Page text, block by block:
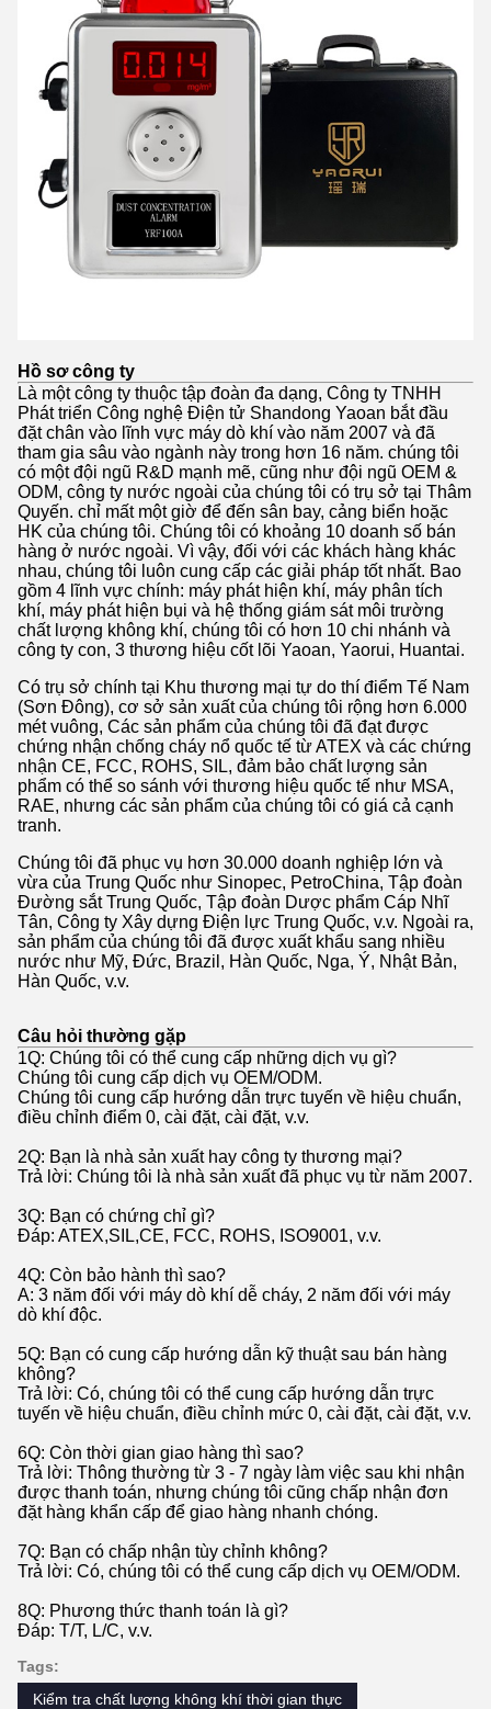
Hồ sơ công ty
Là một công ty thuộc tập đoàn đa dạng, Công ty TNHH
Phát triển Công nghệ Điện tử Shandong Yaoan bắt đầu
đặt chân vào lĩnh vực máy dò khí vào năm 2007 và đã
tham gia sâu vào ngành này trong hơn 16 năm. chúng tôi
có một đội ngũ R&D mạnh mẽ, cũng như đội ngũ OEM &
ODM, công ty nước ngoài của chúng tôi có trụ sở tại Thâm
Quyến. chỉ mất một giờ để đến sân bay, cảng biển hoặc
HK của chúng tôi. Chúng tôi có khoảng 10 doanh số bán
hàng ở nước ngoài. Vì vậy, đối với các khách hàng khác
nhau, chúng tôi luôn cung cấp các giải pháp tốt nhất. Bao
gồm 4 lĩnh vực chính: máy phát hiện khí, máy phân tích
khí, máy phát hiện bụi và hệ thống giám sát môi trường
chất lượng không khí, chúng tôi có hơn 10 chi nhánh và
công ty con, 3 thương hiệu cốt lõi Yaoan, Yaorui, Huantai.
Có trụ sở chính tại Khu thương mại tự do thí điểm Tế Nam
(Sơn Đông), cơ sở sản xuất của chúng tôi rộng hơn 6.000
mét vuông, Các sản phẩm của chúng tôi đã đạt được
chứng nhận chống cháy nổ quốc tế từ ATEX và các chứng
nhận CE, FCC, ROHS, SIL, đảm bảo chất lượng sản
phẩm có thể so sánh với thương hiệu quốc tế như MSA,
RAE, nhưng các sản phẩm của chúng tôi có giá cả cạnh
tranh.
Chúng tôi đã phục vụ hơn 30.000 doanh nghiệp lớn và
vừa của Trung Quốc như Sinopec, PetroChina, Tập đoàn
Đường sắt Trung Quốc, Tập đoàn Dược phẩm Cáp Nhĩ
Tân, Công ty Xây dựng Điện lực Trung Quốc, v.v. Ngoài ra,
sản phẩm của chúng tôi đã được xuất khẩu sang nhiều
nước như Mỹ, Đức, Brazil, Hàn Quốc, Nga, Ý, Nhật Bản,
Hàn Quốc, v.v.
Câu hỏi thường gặp
1Q: Chúng tôi có thể cung cấp những dịch vụ gì?
Chúng tôi cung cấp dịch vụ OEM/ODM.
Chúng tôi cung cấp hướng dẫn trực tuyến về hiệu chuẩn,
điều chỉnh điểm 0, cài đặt, cài đặt, v.v.
2Q: Bạn là nhà sản xuất hay công ty thương mại?
Trả lời: Chúng tôi là nhà sản xuất đã phục vụ từ năm 2007.
3Q: Bạn có chứng chỉ gì?
Đáp: ATEX,SIL,CE, FCC, ROHS, ISO9001, v.v.
4Q: Còn bảo hành thì sao?
A: 3 năm đối với máy dò khí dễ cháy, 2 năm đối với máy
dò khí độc.
5Q: Bạn có cung cấp hướng dẫn kỹ thuật sau bán hàng
không?
Trả lời: Có, chúng tôi có thể cung cấp hướng dẫn trực
tuyến về hiệu chuẩn, điều chỉnh mức 0, cài đặt, cài đặt, v.v.
6Q: Còn thời gian giao hàng thì sao?
Trả lời: Thông thường từ 3 - 7 ngày làm việc sau khi nhận
được thanh toán, nhưng chúng tôi cũng chấp nhận đơn
đặt hàng khẩn cấp để giao hàng nhanh chóng.
7Q: Bạn có chấp nhận tùy chỉnh không?
Trả lời: Có, chúng tôi có thể cung cấp dịch vụ OEM/ODM.
8Q: Phương thức thanh toán là gì?
Đáp: T/T, L/C, v.v.
Tags:
Kiểm tra chất lượng không khí thời gian thực